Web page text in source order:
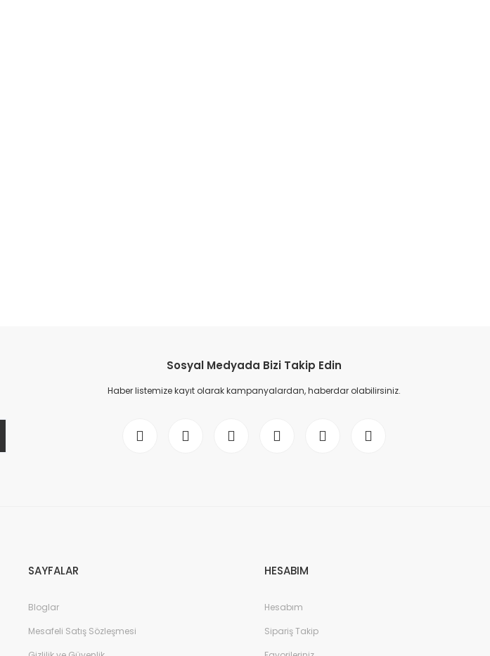
Sosyal Medyada Bizi Takip Edin
Haber listemize kayıt olarak kampanyalardan, haberdar olabilirsiniz.
SAYFALAR
Bloglar
Mesafeli Satış Sözleşmesi
HESABIM
Hesabım
Sipariş Takip